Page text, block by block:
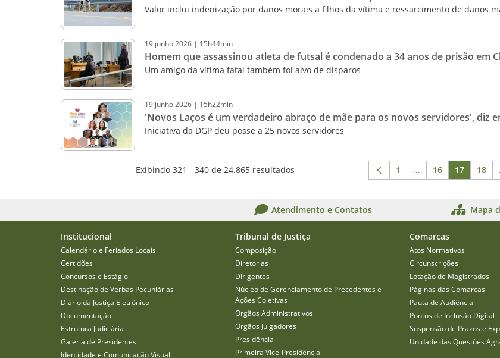
Valor inclui indenização por danos morais a filhos da vítima e ressarcimento de danos
19 junho2026 | 15h44min
Homem que assassinou atleta de futsal é condenado a 34 anos de prisão em
Um amigo da vítima fatal também foi alvo de disparos
19 junho2026 | 15h22min
'Novos Laços é um verdadeiro abraço de mãe para os novos servidores', diz
Iniciativa da DGP deu posse a 25 novos servidores
Exibindo 321 - 340 de 24.865 resultados Página
1 ...PáginasPágina
16 Página
17 18
Atendimento e Contatos Mapa
Institucional
Calendário e Feriados Locais
Certidões
Concursos e Estágio
Destinação de Verbas Pecuniárias
Diário da Justiça Eletrônico
Documentação
Estrutura Judiciária
Galeria de Presidentes
Identidade e Comunicação Visual
Tribunal de Justiça
Composição
Diretorias
Dirigentes
Núcleo de Gerenciamento de Precedentes e
Ações Coletivas
Órgãos Administrativos
Órgãos Julgadores
Presidência
Primeira Vice-Presidência
Comarcas
Atos Normativos
Circunscrições
Lotação de Magistrados
Páginas das Comarcas
Pauta de Audiência
Pontos de Inclusão Digital
Suspensão de Prazos e
Unidade das Questões